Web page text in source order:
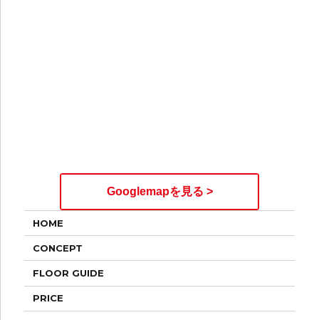
Googlemapを見る >
HOME
CONCEPT
FLOOR GUIDE
PRICE